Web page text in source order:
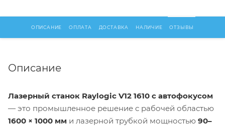
ОПИСАНИЕ ОПЛАТА ДОСТАВКА НАЛИЧИЕ ОТЗЫВЫ
Описание
Лазерный станок Raylogic V12 1610 с автофокусом
— это промышленное решение с рабочей областью
1600 × 1000 мм и лазерной трубкой мощностью 90–